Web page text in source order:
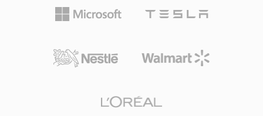
wstecznej, przynoszac obsluge odtwarzania do
VQF stanowi godne uwagi studium przypadku
w historii kodekow — technicznie ambitny, lecz
pozniejszy wzrost znaczenia AAC.
nieskompresowanego audio na Windowsie i
uniwersalnie akceptowanym formatem
operacyjnym, edytorze audio i odtwarzaczu
natomiast profesjonalne przeplywy pracy